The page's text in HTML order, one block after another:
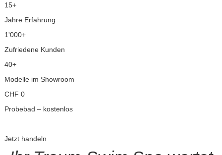
15+
Jahre Erfahrung
1'000+
Zufriedene Kunden
40+
Modelle im Showroom
CHF 0
Probebad – kostenlos
Jetzt handeln